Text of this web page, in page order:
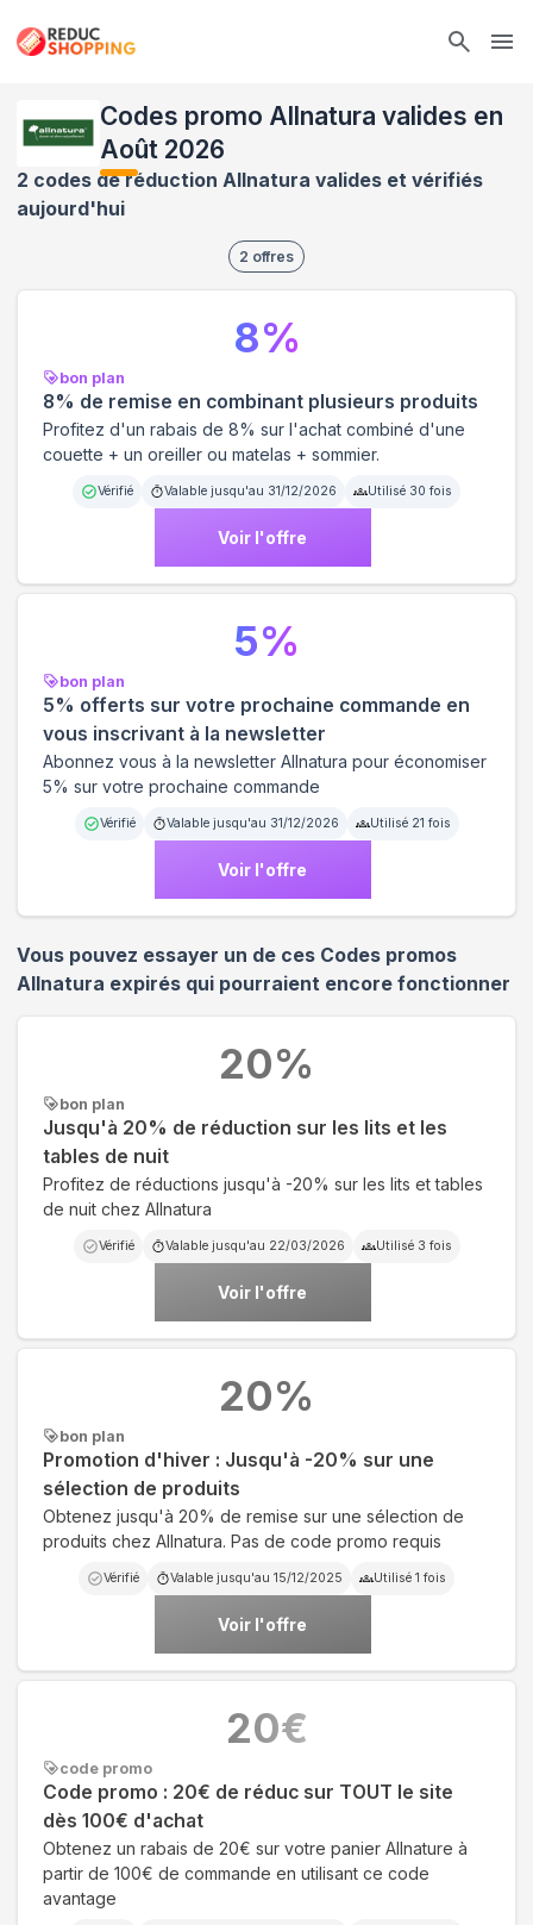
Codes promo Allnatura valides en
Août 2026
2 codes de réduction Allnatura valides et vérifiés
aujourd'hui
2 offres
bon plan
8% de remise en combinant plusieurs produits
Profitez d'un rabais de 8% sur l'achat combiné d'une
couette + un oreiller ou matelas + sommier.
Vérifié Valable jusqu'au 31/12/2026 Utilisé 30 fois
Voir l'offre
8%
bon plan
5% offerts sur votre prochaine commande en
vous inscrivant à la newsletter
Abonnez vous à la newsletter Allnatura pour économiser
5% sur votre prochaine commande
Vérifié Valable jusqu'au 31/12/2026 Utilisé 21 fois
Voir l'offre
5%
Vous pouvez essayer un de ces Codes promos
Allnatura expirés qui pourraient encore fonctionner
bon plan
Jusqu'à 20% de réduction sur les lits et les
tables de nuit
Profitez de réductions jusqu'à -20% sur les lits et tables
de nuit chez Allnatura
Vérifié Valable jusqu'au 22/03/2026 Utilisé 3 fois
Voir l'offre
20%
bon plan
Promotion d'hiver : Jusqu'à -20% sur une
sélection de produits
Obtenez jusqu'à 20% de remise sur une sélection de
produits chez Allnatura. Pas de code promo requis
Vérifié Valable jusqu'au 15/12/2025 Utilisé 1 fois
Voir l'offre
20%
code promo
Code promo : 20€ de réduc sur TOUT le site
dès 100€ d'achat
Obtenez un rabais de 20€ sur votre panier Allnature à
partir de 100€ de commande en utilisant ce code
avantage
20€